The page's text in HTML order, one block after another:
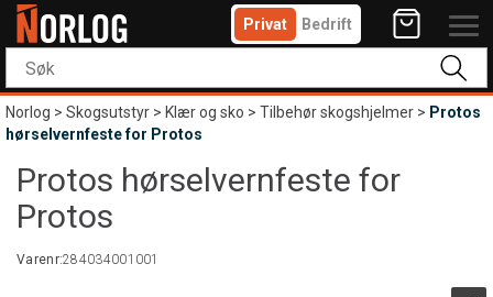
Privat Bedrift
Norlog>Skogsutstyr>Klær og sko>Tilbehør skogshjelmer> Protos
hørselvernfeste for Protos
Protos hørselvernfeste for
Protos
Varenr:284034001001